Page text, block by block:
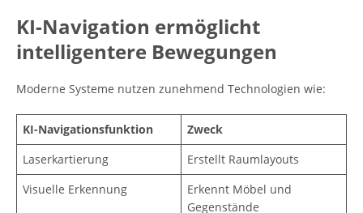
KI-Navigation ermöglicht
intelligentere Bewegungen
Moderne Systeme nutzen zunehmend Technologien wie:
KI-Navigationsfunktion
Zweck
Laserkartierung
Erstellt Raumlayouts
Visuelle Erkennung
Erkennt Möbel und
Gegenstände